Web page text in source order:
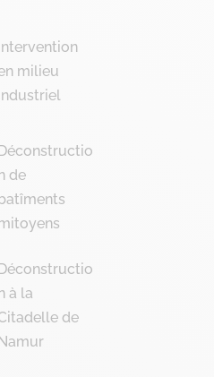
milieu
de
à la
de